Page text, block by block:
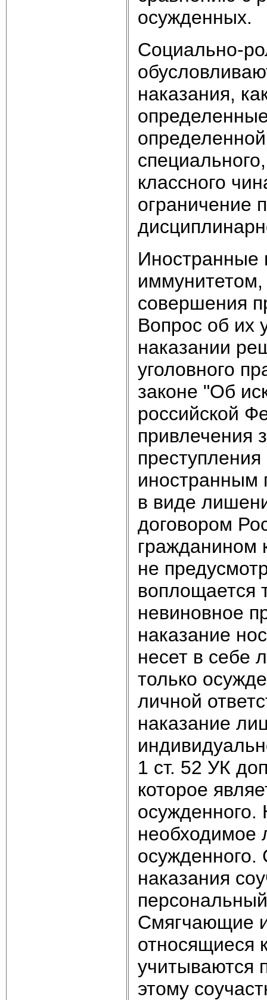
осужденных.
Социально-
наказания,
классного
ограничение
Иностранные
совершения
Вопрос об их
наказании
уголовного
законе "Об
российской
привлечения
преступления
иностранным
в виде
договором
гражданином
не
воплощается
невиновное
наказание
несет в себе
только
личной
наказание
1 ст. 52 УК
которое
необходимое
осужденного.
наказания
Смягчающие
относящиеся
учитываются
этому